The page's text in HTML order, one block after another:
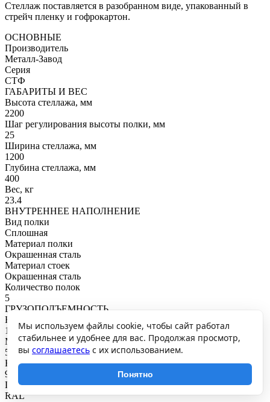
Стеллаж поставляется в разобранном виде, упакованный в
стрейч пленку и гофрокартон.
ОСНОВНЫЕ
Производитель
Металл-Завод
Серия
СТФ
ГАБАРИТЫ И ВЕС
Высота стеллажа, мм
2200
Шаг регулирования высоты полки, мм
25
Ширина стеллажа, мм
1200
Глубина стеллажа, мм
400
Вес, кг
23.4
ВНУТРЕННЕЕ НАПОЛНЕНИЕ
Вид полки
Сплошная
Материал полки
Окрашенная сталь
Материал стоек
Окрашенная сталь
Количество полок
5
ГРУЗОПОДЪЕМНОСТЬ
Нагрузка на полку, кг
100
Максимальная общая нагрузка, кг
500
Нагрузка на секцию, кг
900
ПОКРЫТИЕ И ЦВЕТ
RAL
Мы используем файлы cookie, чтобы сайт работал
стабильнее и удобнее для вас. Продолжая просмотр,
вы соглашаетесь с их использованием.
Понятно